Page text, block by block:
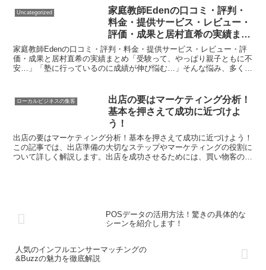
Uncategorized
家庭教師Edenの口コミ・評判・
料金・提供サービス・レビュー・
評価・成果と居村直希の実績まと
め
家庭教師Edenの口コミ・評判・料金・提供サービス・レビュー・評
価・成果と居村直希の実績まとめ「受験って、やっぱり親子ともに不
安…」「塾に行っているのに成績が伸び悩む…」そんな悩み、多くの
ローカルビジネスの集客
出店の要はマーケティング分析！
基本を押さえて成功に近づけよ
う！
出店の要はマーケティング分析！基本を押さえて成功に近づけよう！
この記事では、出店準備の大切なステップやマーケティングの役割に
ついて詳しく解説します。出店を成功させるためには、買い物客のセ
POSデータの活用方法！驚きの具体的な
シーンを紹介します！
人気のインフルエンサーマッチングの
&Buzzの魅力を徹底解説